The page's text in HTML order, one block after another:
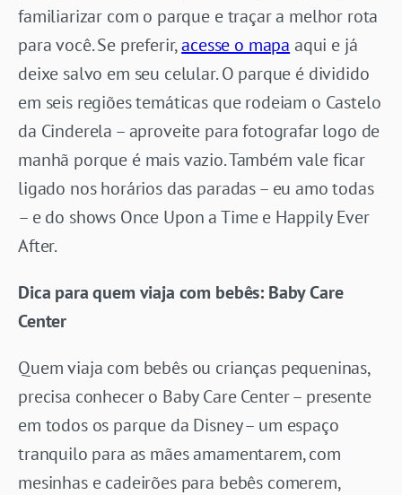
familiarizar com o parque e traçar a melhor rota
para você. Se preferir,acesse o mapa aqui e já
deixe salvo em seu celular. O parque é dividido
em seis regiões temáticas que rodeiam o Castelo
da Cinderela – aproveite para fotografar logo de
manhã porque é mais vazio. Também vale ficar
ligado nos horários das paradas – eu amo todas
– e do shows Once Upon a Time e Happily Ever
After.
Dica para quem viaja com bebês: Baby Care
Center
Quem viaja com bebês ou crianças pequeninas,
precisa conhecer o Baby Care Center – presente
em todos os parque da Disney – um espaço
tranquilo para as mães amamentarem, com
mesinhas e cadeirões para bebês comerem,